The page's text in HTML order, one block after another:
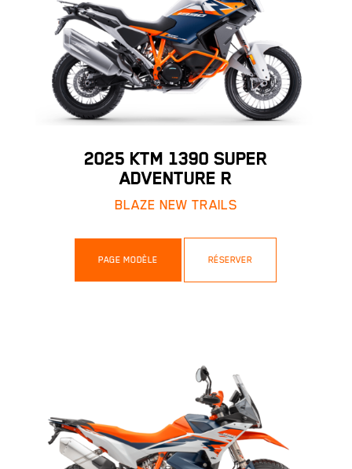
2025 KTM 1390 SUPER
ADVENTURE R
BLAZE NEW TRAILS
PAGE MODÈLE RÉSERVER